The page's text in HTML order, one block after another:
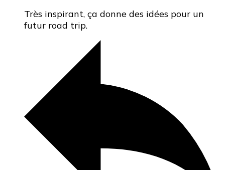
Très inspirant, ça donne des idées pour un
futur road trip.